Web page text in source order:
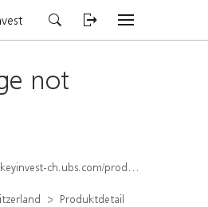
not
ch.ubs.com/produkt/detail/index/isin/CH1578792132
Produktdetail